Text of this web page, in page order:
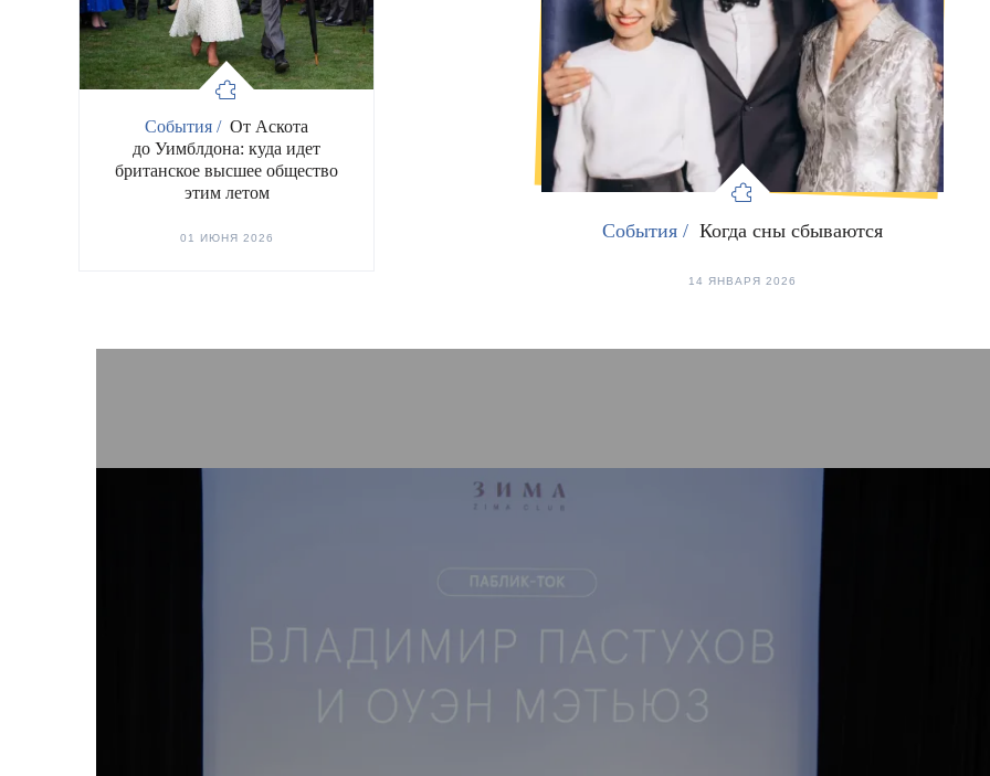
События / От Аскота
до Уимблдона: куда идет
британское высшее общество
этим летом
01 ИЮНЯ 2026 События / Когда сны сбываются
14 ЯНВАРЯ 2026